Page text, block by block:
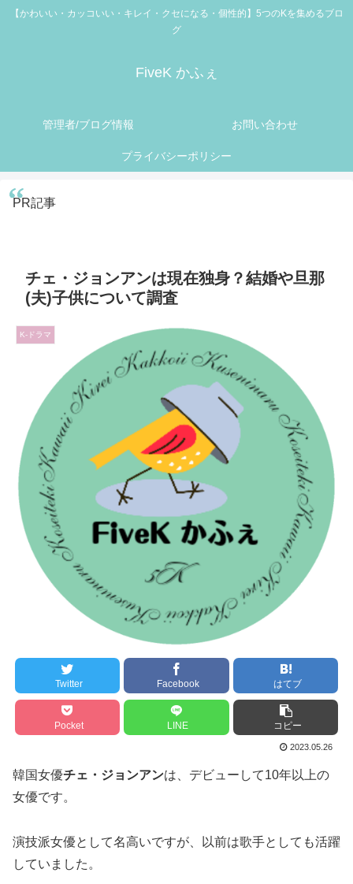
【かわいい・カッコいい・キレイ・クセになる・個性的】5つのKを集めるブロ
グ
FiveK かふぇ
管理者/ブログ情報 お問い合わせ
プライバシーポリシー
PR記事
チェ・ジョンアンは現在独身？結婚や旦那
(夫)子供について調査
K-ドラマ
Twitter Facebook はてブ
Pocket LINE コピー
2023.05.26
韓国女優チェ・ジョンアンは、デビューして10年以上の
女優です。
演技派女優として名高いですが、以前は歌手としても活躍
していました。